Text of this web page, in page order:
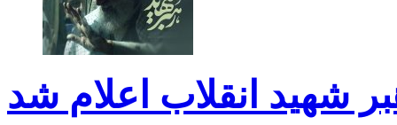
شهید انقلاب اعلام شد